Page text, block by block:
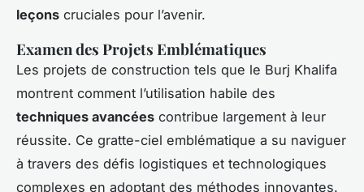
leçons cruciales pour l’avenir.
Examen des Projets Emblématiques
Les projets de construction tels que le Burj Khalifa
montrent comment l’utilisation habile des
techniques avancées contribue largement à leur
réussite. Ce gratte-ciel emblématique a su naviguer
à travers des défis logistiques et technologiques
complexes en adoptant des méthodes innovantes.